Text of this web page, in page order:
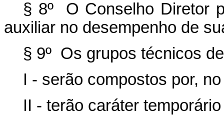
§ 8º O Conselho Diretor
auxiliar no desempenho de
§ 9º Os grupos técnicos
I - serão compostos por,
II - terão caráter